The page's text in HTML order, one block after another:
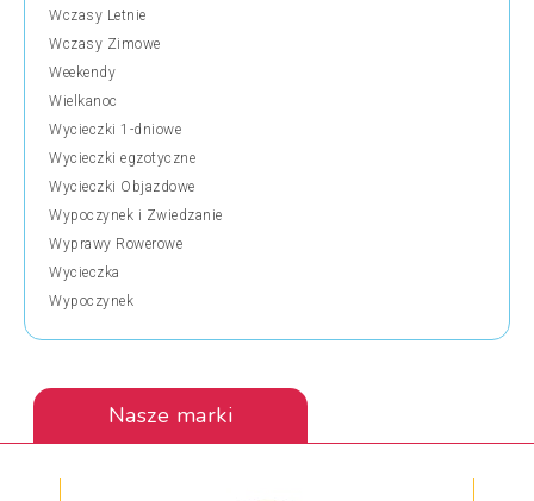
Wczasy Letnie
Wczasy Zimowe
Weekendy
Wielkanoc
Wycieczki 1-dniowe
Wycieczki egzotyczne
Wycieczki Objazdowe
Wypoczynek i Zwiedzanie
Wyprawy Rowerowe
Wycieczka
Wypoczynek
Nasze marki